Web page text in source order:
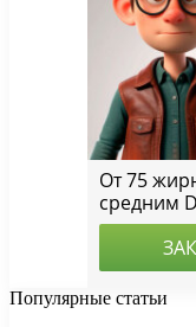
Популярные статьи